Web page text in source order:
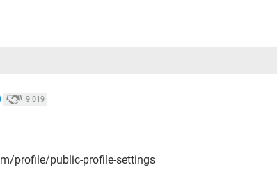
9 019
profile/public-profile-settings